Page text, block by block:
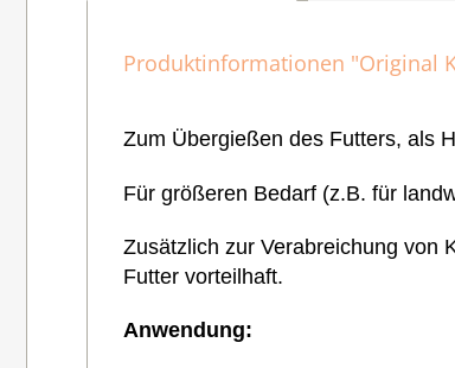
Produktinformationen "Original
Zum Übergießen des Futters, als
Für größeren Bedarf (z.B. für
Zusätzlich zur Verabreichung von
Futter vorteilhaft.
Anwendung: